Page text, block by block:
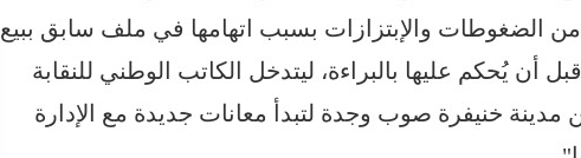
الضغوطات والإبتزازات بسبب اتهامها في ملف سابق ببيع
أن يُحكم عليها بالبراءة، ليتدخل الكاتب الوطني للنقابة
مدينة خنيفرة صوب وجدة لتبدأ معانات جديدة مع الإدارة